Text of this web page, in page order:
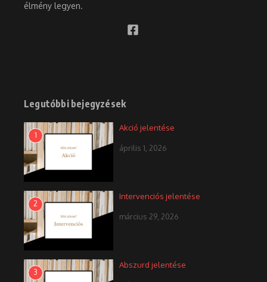
élmény legyen.
Legutóbbi bejegyzések
1
Akció jelentése
április 1, 2026
2
Intervenciós jelentése
március 29, 2026
3
Abszurd jelentése